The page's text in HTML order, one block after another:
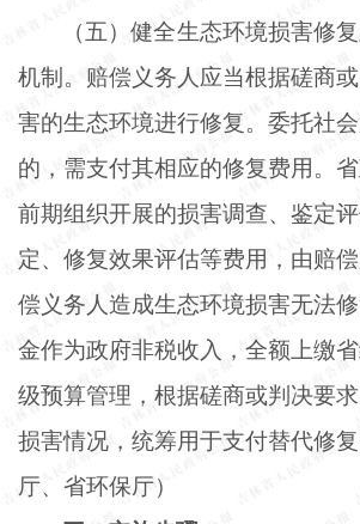
（五）健全生态环境损害修
机制。赔偿义务人应当根据磋商
害的生态环境进行修复。委托社
的，需支付其相应的修复费用。
前期组织开展的损害调查、鉴定
定、修复效果评估等费用，由赔
偿义务人造成生态环境损害无法
金作为政府非税收入，全额上缴
级预算管理，根据磋商或判决要
损害情况，统筹用于支付替代修
厅、省环保厅）